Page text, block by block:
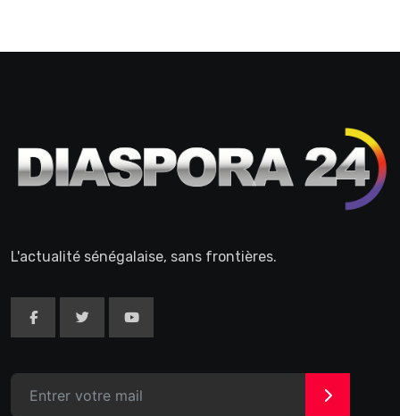
L'actualité sénégalaise, sans frontières.
>